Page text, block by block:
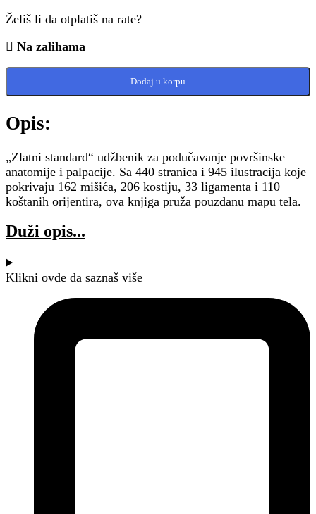
Želiš li da otplatiš na rate?
Na zalihama
Dodaj u korpu
Opis:
„Zlatni standard“ udžbenik za podučavanje površinske
anatomije i palpacije. Sa 440 stranica i 945 ilustracija koje
pokrivaju 162 mišića, 206 kostiju, 33 ligamenta i 110
koštanih orijentira, ova knjiga pruža pouzdanu mapu tela.
Duži opis
Klikni ovde da saznaš više